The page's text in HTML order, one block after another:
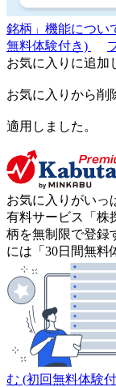
銘柄」機能につい
無料体験付き)
お気に入りに追加
お気に入りから削
適用しました。
お気に入りがいっ
有料サービス「株
柄を無制限で登録
には「30日間無料
む (初回無料体験